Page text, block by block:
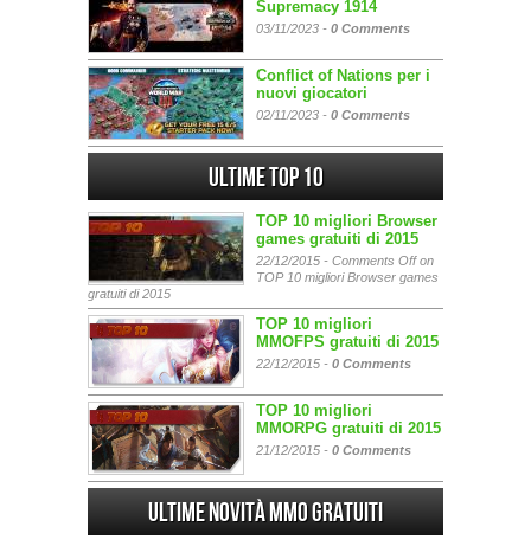
Supremacy 1914
03/11/2023 - 0 Comments
Conflict of Nations per i
nuovi giocatori
02/11/2023 - 0 Comments
Ultime Top 10
TOP 10 migliori Browser
games gratuiti di 2015
22/12/2015 - Comments Offon
TOP 10 migliori Browser games
gratuiti di 2015
TOP 10 migliori
MMOFPS gratuiti di 2015
22/12/2015 - 0 Comments
TOP 10 migliori
MMORPG gratuiti di 2015
21/12/2015 - 0 Comments
Ultime Novità MMO gratuiti